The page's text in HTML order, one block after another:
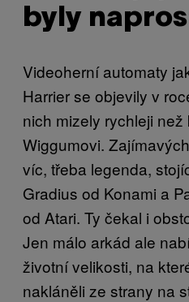
byly
Videoherní automaty
Harrier se objevily v
nich mizely rychleji
Wiggumovi.
víc, třeba legenda,
Gradius od Konami a
od Atari. Ty čekal i
Jen málo arkád ale
životní velikosti, na
nakláněli ze strany na